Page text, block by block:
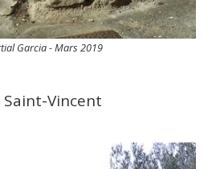
Garcia - Mars 2019
Vincent